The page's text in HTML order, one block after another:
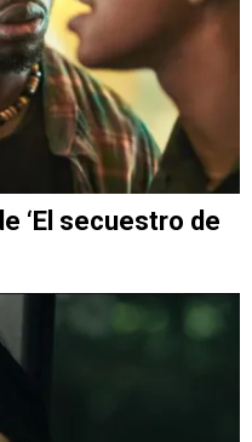
‘El secuestro de